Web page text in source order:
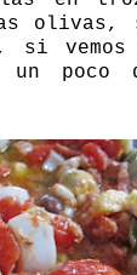
olivas,
si vemos
un